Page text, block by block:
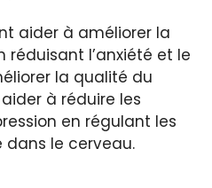
aider à améliorer la
l’anxiété et le
la qualité du
à réduire les
en régulant les
dans le cerveau.